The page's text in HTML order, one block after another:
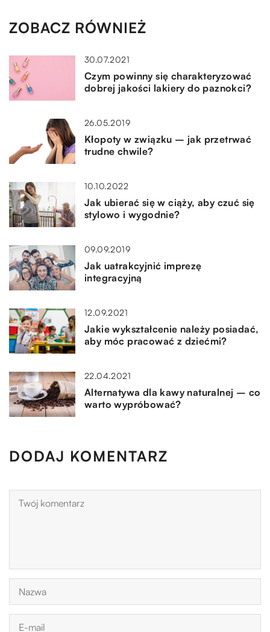
ZOBACZ RÓWNIEŻ
30.07.2021
Czym powinny się charakteryzować
dobrej jakości lakiery do paznokci?
26.05.2019
Kłopoty w związku – jak przetrwać
trudne chwile?
10.10.2022
Jak ubierać się w ciąży, aby czuć się
stylowo i wygodnie?
09.09.2019
Jak uatrakcyjnić imprezę
integracyjną
12.09.2021
Jakie wykształcenie należy posiadać,
aby móc pracować z dziećmi?
22.04.2021
Alternatywa dla kawy naturalnej – co
warto wypróbować?
DODAJ KOMENTARZ